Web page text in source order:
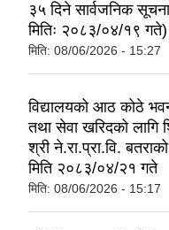
३५ दिने सार्वजनिक
मितिः २०८३/०४/१९ गते)
मिति: 08/06/2026 - 15:27
विद्यालयको आठ कोठे
तथा सेवा खरिदको लागि
श्री ने.रा.प्रा.वि.
मिति २०८३/०४/२१ गते
मिति: 08/06/2026 - 15:17